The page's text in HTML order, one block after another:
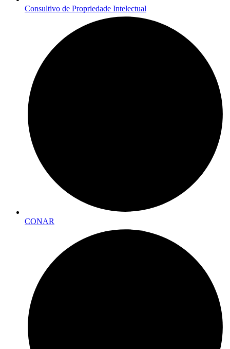
Consultivo de Propriedade Intelectual
CONAR